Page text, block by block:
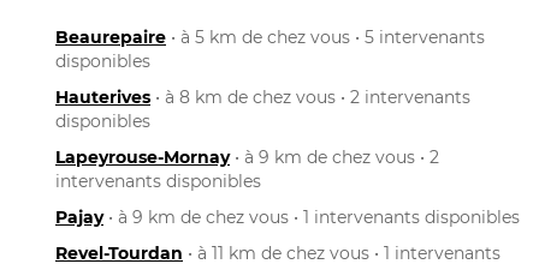
Beaurepaire • à 5 km de chez vous • 5 intervenants
disponibles
Hauterives • à 8 km de chez vous • 2 intervenants
disponibles
Lapeyrouse-Mornay• à 9 km de chez vous • 2
intervenants disponibles
Pajay• à 9 km de chez vous • 1 intervenants disponibles
Revel-Tourdan • à 11 km de chez vous • 1 intervenants